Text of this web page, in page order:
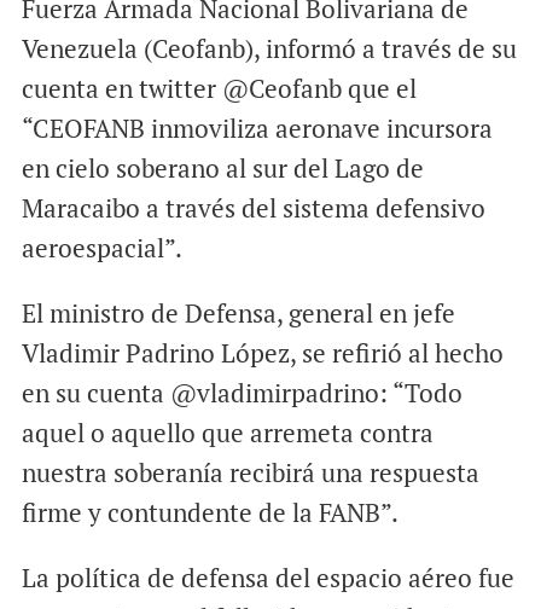
Fuerza Armada Nacional Bolivariana de
Venezuela (Ceofanb), informó a través de su
cuenta en twitter @Ceofanb que el
“CEOFANB inmoviliza aeronave incursora
en cielo soberano al sur del Lago de
Maracaibo a través del sistema defensivo
aeroespacial”.
El ministro de Defensa, general en jefe
Vladimir Padrino López, se refirió al hecho
en su cuenta ‏@vladimirpadrino: “Todo
aquel o aquello que arremeta contra
nuestra soberanía recibirá una respuesta
firme y contundente de la FANB”.
La política de defensa del espacio aéreo fue